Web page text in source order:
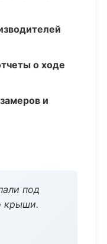
о ходе
и
под
крыши.